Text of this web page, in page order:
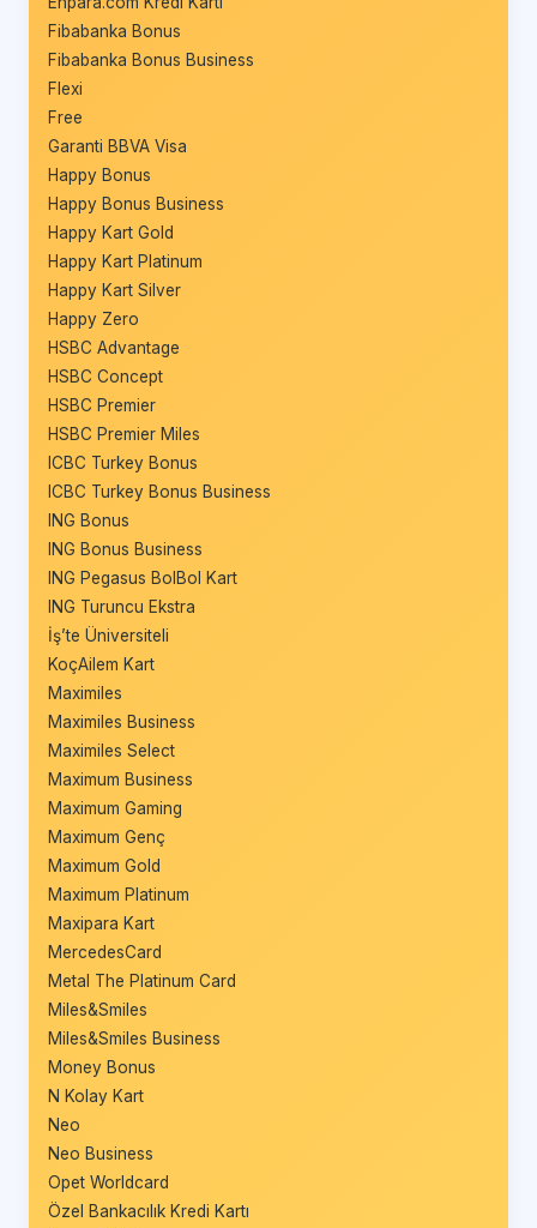
Fibabanka Bonus
Fibabanka Bonus Business
Flexi
Free
Garanti BBVA Visa
Happy Bonus
Happy Bonus Business
Happy Kart Gold
Happy Kart Platinum
Happy Kart Silver
Happy Zero
HSBC Advantage
HSBC Concept
HSBC Premier
HSBC Premier Miles
ICBC Turkey Bonus
ICBC Turkey Bonus Business
ING Bonus
ING Bonus Business
ING Pegasus BolBol Kart
ING Turuncu Ekstra
İş’te Üniversiteli
KoçAilem Kart
Maximiles
Maximiles Business
Maximiles Select
Maximum Business
Maximum Gaming
Maximum Genç
Maximum Gold
Maximum Platinum
Maxipara Kart
MercedesCard
Metal The Platinum Card
Miles&Smiles
Miles&Smiles Business
Money Bonus
N Kolay Kart
Neo
Neo Business
Opet Worldcard
Özel Bankacılık Kredi Kartı